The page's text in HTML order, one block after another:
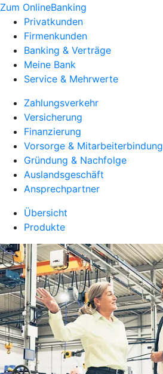
Zum OnlineBanking
Privatkunden
Firmenkunden
Banking & Verträge
Meine Bank
Service & Mehrwerte
Zahlungsverkehr
Versicherung
Finanzierung
Vorsorge & Mitarbeiterbindung
Gründung & Nachfolge
Auslandsgeschäft
Ansprechpartner
Übersicht
Produkte